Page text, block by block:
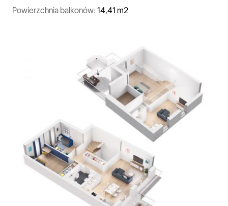
Powierzchnia balkonów: 14,41 m2